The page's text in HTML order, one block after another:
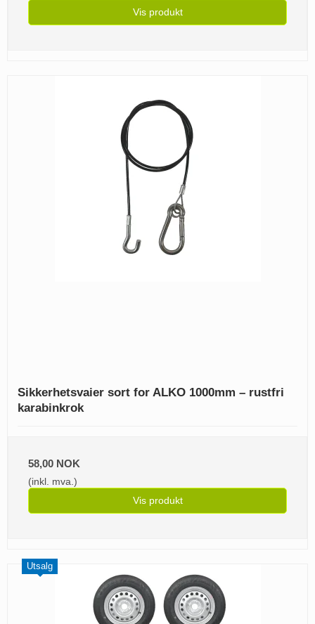
Vis produkt
Sikkerhetsvaier sort for ALKO 1000mm – rustfri
karabinkrok
58,00 NOK
(inkl. mva.)
Vis produkt
Utsalg